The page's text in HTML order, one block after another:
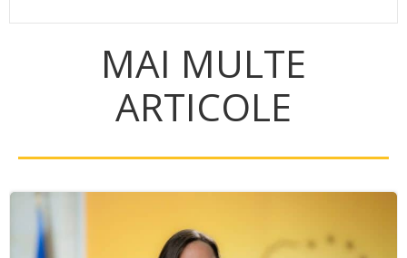
MAI MULTE
ARTICOLE